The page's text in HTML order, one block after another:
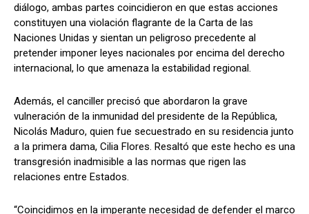
diálogo, ambas partes coincidieron en que estas acciones
constituyen una violación flagrante de la Carta de las
Naciones Unidas y sientan un peligroso precedente al
pretender imponer leyes nacionales por encima del derecho
internacional, lo que amenaza la estabilidad regional.
Además, el canciller precisó que abordaron la grave
vulneración de la inmunidad del presidente de la República,
Nicolás Maduro, quien fue secuestrado en su residencia junto
a la primera dama, Cilia Flores. Resaltó que este hecho es una
transgresión inadmisible a las normas que rigen las
relaciones entre Estados.
“Coincidimos en la imperante necesidad de defender el marco